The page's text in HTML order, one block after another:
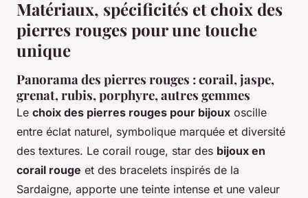
Matériaux, spécificités et choix des
pierres rouges pour une touche
unique
Panorama des pierres rouges : corail, jaspe,
grenat, rubis, porphyre, autres gemmes
Le choix des pierres rouges pour bijoux oscille
entre éclat naturel, symbolique marquée et diversité
des textures. Le corail rouge, star des bijoux en
corail rouge et des bracelets inspirés de la
Sardaigne, apporte une teinte intense et une valeur